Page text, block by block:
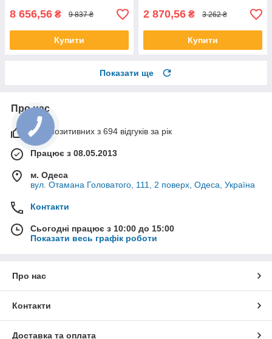
8 656,56 ₴ 9 837 ₴
Купити
2 870,56 ₴ 3 262 ₴
Купити
Показати ще
Про нас
99% позитивних з 694 відгуків за рік
Працює з 08.05.2013
м. Одеса
вул. Отамана Головатого, 111, 2 поверх, Одеса, Україна
Контакти
Сьогодні працює з 10:00 до 15:00
Показати весь графік роботи
Про нас
Контакти
Доставка та оплата